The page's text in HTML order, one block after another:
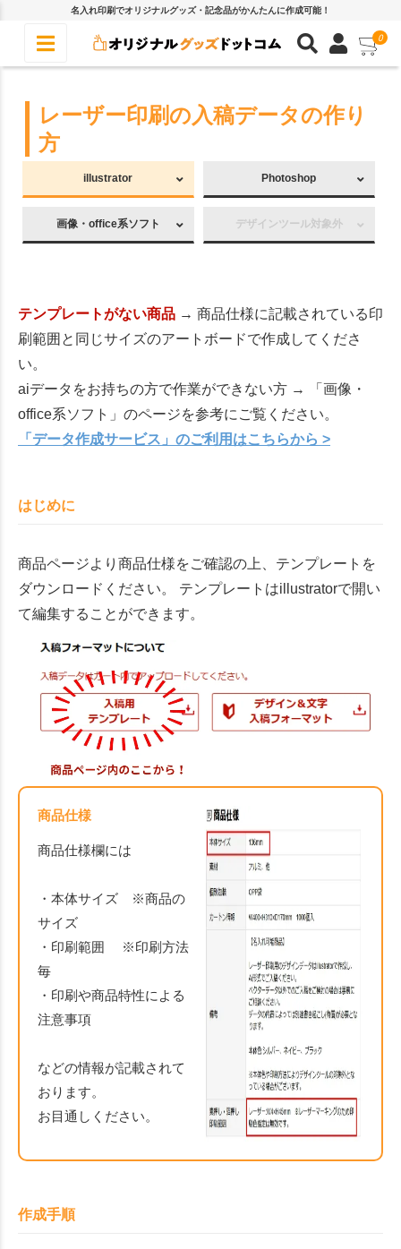
名入れ印刷でオリジナルグッズ・記念品がかんたんに作成可能！
0
レーザー印刷の入稿データの作り
方
illustrator Photoshop
画像・office系ソフト デザインツール対象外
テンプレートがない商品 → 商品仕様に記載されている印
刷範囲と同じサイズのアートボードで作成してくださ
い。
aiデータをお持ちの方で作業ができない方 → 「画像・
office系ソフト」のページを参考にご覧ください。
「データ作成サービス」のご利用はこちらから >
はじめに
商品ページより商品仕様をご確認の上、テンプレートを
ダウンロードください。 テンプレートはillustratorで開い
て編集することができます。
商品仕様
商品仕様欄には
・本体サイズ ※商品の
サイズ
・印刷範囲 ※印刷方法
毎
・印刷や商品特性による
注意事項
などの情報が記載されて
おります。
お目通しください。
作成手順